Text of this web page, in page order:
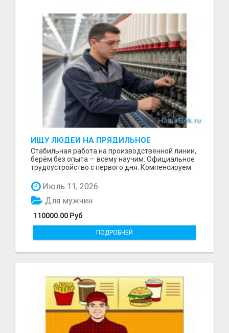
ИЩУ ЛЮДЕЙ НА ПРЯДИЛЬНОЕ
ПРОИЗВОДСТВО В ЖИЛИНО-2
(ЛЮБЕРЦЫ), ФАБРИКА «ПЕХОРСКИЙ
ТЕКСТИЛЬ»
Стабильная работа на производственной линии,
берём без опыта — всему научим. Официальное
трудоустройство с первого дня. Компенсируем
Июль 11, 2026
110000.00 Руб
Для мужчин
ПОДРОБНЕЙ